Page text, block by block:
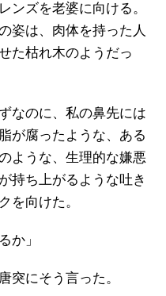
ンズを老婆に向ける。
姿は、肉体を持った人
た枯れ木のようだっ
なのに、私の鼻先には
が腐ったような、ある
ような、生理的な嫌悪
持ち上がるような吐き
を向けた。
か」
突にそう言った。